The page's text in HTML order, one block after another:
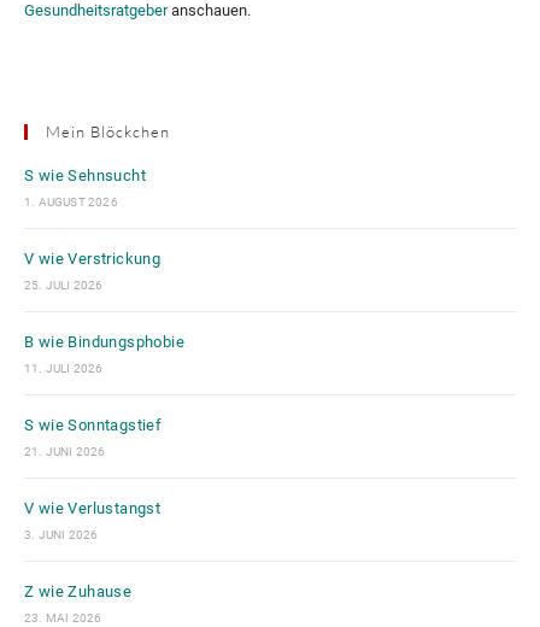
Gesundheitsratgeberanschauen.
Mein Blöckchen
S wie Sehnsucht
1. AUGUST 2026
V wie Verstrickung
25. JULI 2026
B wie Bindungsphobie
11. JULI 2026
S wie Sonntagstief
21. JUNI 2026
V wie Verlustangst
3. JUNI 2026
Z wie Zuhause
23. MAI 2026